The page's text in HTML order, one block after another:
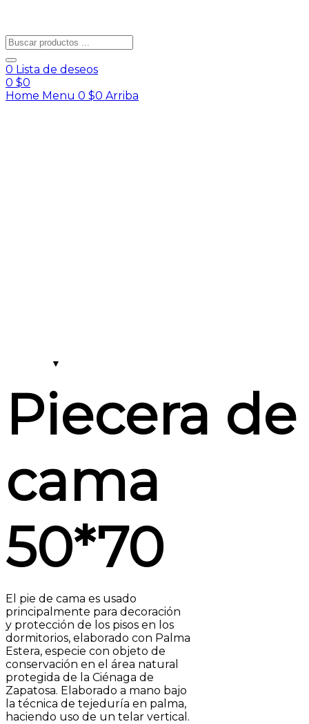
0 Lista de deseos
0 $0
Home Menu 0 $0 Arriba
Piecera de
cama
50*70
El pie de cama es usado
principalmente para decoración
y protección de los pisos en los
dormitorios, elaborado con Palma
Estera, especie con objeto de
conservación en el área natural
protegida de la Ciénaga de
Zapatosa. Elaborado a mano bajo
la técnica de tejeduría en palma,
haciendo uso de un telar vertical.